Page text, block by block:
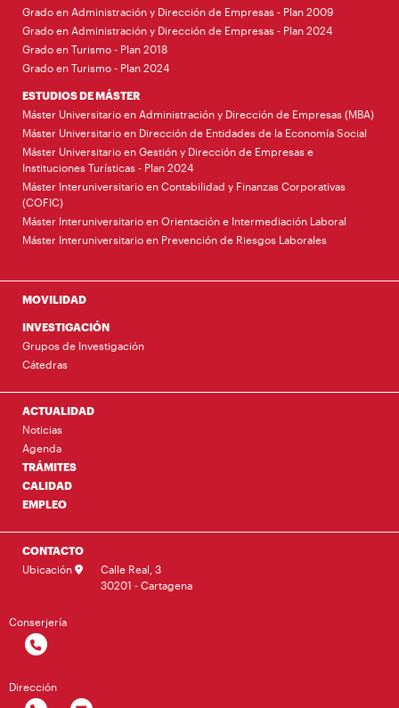
Grado en Administración y Dirección de Empresas - Plan 2009
Grado en Administración y Dirección de Empresas - Plan 2024
Grado en Turismo - Plan 2018
Grado en Turismo - Plan 2024
ESTUDIOS DE MÁSTER
Máster Universitario en Administración y Dirección de Empresas (MBA)
Máster Universitario en Dirección de Entidades de la Economía Social
Máster Universitario en Gestión y Dirección de Empresas e
Instituciones Turísticas - Plan 2024
Máster Interuniversitario en Contabilidad y Finanzas Corporativas
(COFIC)
Máster Interuniversitario en Orientación e Intermediación Laboral
Máster Interuniversitario en Prevención de Riesgos Laborales
MOVILIDAD
INVESTIGACIÓN
Grupos de Investigación
Cátedras
ACTUALIDAD
Noticias
Agenda
TRÁMITES
CALIDAD
EMPLEO
CONTACTO
Ubicación
Calle Real, 3
30201 - Cartagena
Conserjería
Dirección